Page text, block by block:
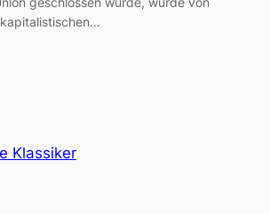
Klassiker